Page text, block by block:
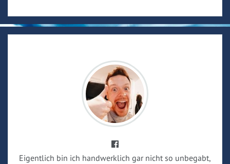
Eigentlich bin ich handwerklich gar nicht so unbegabt,